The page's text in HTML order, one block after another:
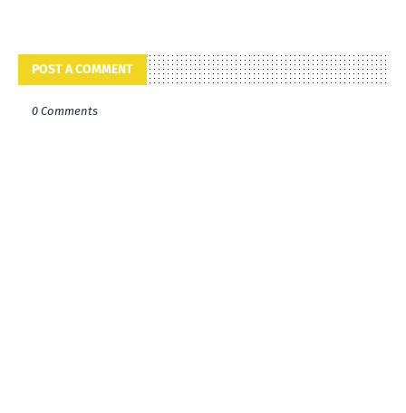
POST A COMMENT
0 Comments